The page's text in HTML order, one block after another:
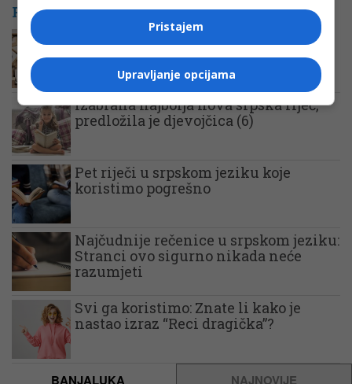
POVEZANE VIJESTI
Izabrana najružnija srpska riječ:
Mnogi je koriste, a ne znaju šta
zapravo znači
Izabrana najbolja nova srpska riječ,
predložila je djevojčica (6)
Pet riječi u srpskom jeziku koje
koristimo pogrešno
Najčudnije rečenice u srpskom jeziku:
Stranci ovo sigurno nikada neće
razumjeti
Svi ga koristimo: Znate li kako je
nastao izraz “Reci dragička”?
BANJALUKA NAJNOVIJE
Pristajem
Upravljanje opcijama